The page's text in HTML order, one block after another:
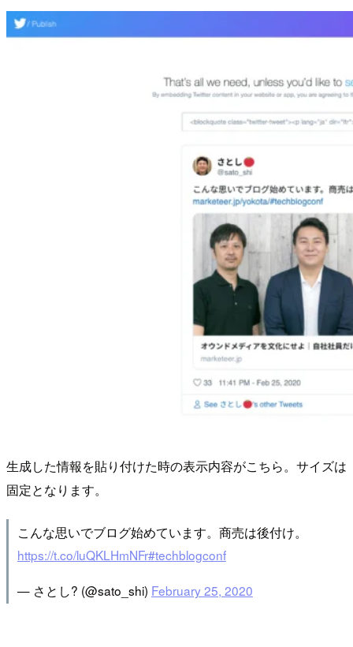
生成した情報を貼り付けた時の表示内容がこちら。サイズは
固定となります。
こんな思いでブログ始めています。商売は後付け。
https://t.co/luQKLHmNFr#techblogconf
— さとし? (@sato_shi) February 25, 2020